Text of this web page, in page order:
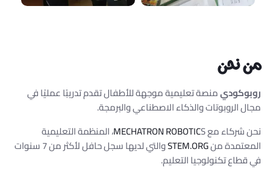
من نحن
روبوكوديمنصة تعليمية موجهة للأطفال تقدم تدريبًا عمليًا في
مجال الروبوتات والذكاء الاصطناعي والبرمجة.
نحن شركاء مع MECHATRON ROBOTICS، المنظمة التعليمية
المعتمدة منSTEM.ORG
والتي لديها سجل حافل لأكثر من 7 سنوات
في قطاع تكنولوجيا التعليم.